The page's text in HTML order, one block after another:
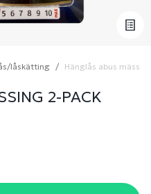
låskätting Hänglås abus
2-PACK